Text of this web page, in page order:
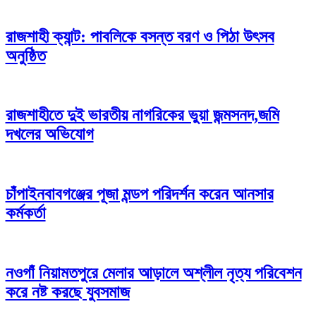
রাজশাহী ক্যান্ট: পাবলিকে বসন্ত বরণ ও পিঠা উৎসব
অনুষ্ঠিত
রাজশাহীতে দুই ভারতীয় নাগরিকের ভুয়া জন্মসনদ,জমি
দখলের অভিযোগ
চাঁপাইনবাবগঞ্জের পূজা মন্ডপ পরিদর্শন করেন আনসার
কর্মকর্তা
নওগাঁ নিয়ামতপুরে মেলার আড়ালে অশ্লীল নৃত্য পরিবেশন
করে নষ্ট করছে যুবসমাজ